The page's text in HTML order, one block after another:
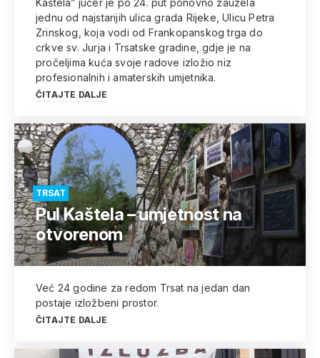
Kaštela” jučer je po 24. put ponovno zauzela
jednu od najstarijih ulica grada Rijeke, Ulicu Petra
Zrinskog, koja vodi od Frankopanskog trga do
crkve sv. Jurja i Trsatske gradine, gdje je na
pročeljima kuća svoje radove izložio niz
profesionalnih i amaterskih umjetnika.
ČITAJTE DALJE
TRSAT
Pul Kaštela – umjetnost na
otvorenom
Već 24 godine za redom Trsat na jedan dan
postaje izložbeni prostor.
ČITAJTE DALJE